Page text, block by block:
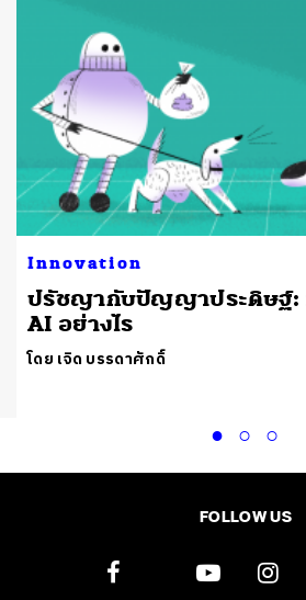
Innovation
ปรัชญากับปัญญาประดิษฐ์:
AI อย่างไร
โดย เจิด บรรดาศักดิ์
FOLLOW US